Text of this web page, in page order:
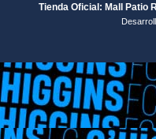
Tienda Oficial: Mall Patio